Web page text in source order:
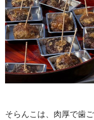
そらんこは、肉厚で歯